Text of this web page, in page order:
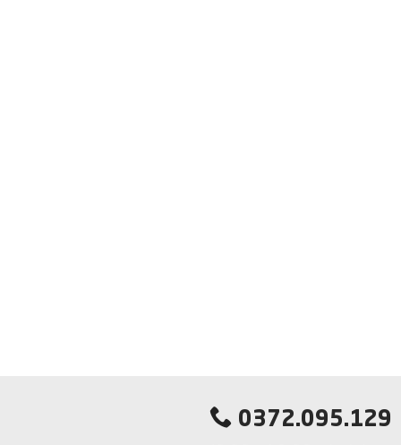
0372.095.129